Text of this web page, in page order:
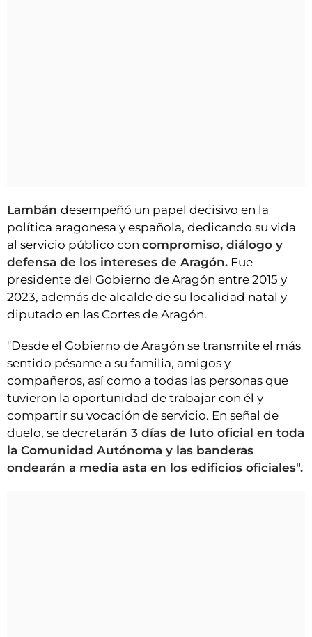
Lambán desempeñó un papel decisivo en la
política aragonesa y española, dedicando su vida
al servicio público con compromiso, diálogo y
defensa de los intereses de Aragón. Fue
presidente del Gobierno de Aragón entre 2015 y
2023, además de alcalde de su localidad natal y
diputado en las Cortes de Aragón.
"Desde el Gobierno de Aragón se transmite el más
sentido pésame a su familia, amigos y
compañeros, así como a todas las personas que
tuvieron la oportunidad de trabajar con él y
compartir su vocación de servicio. En señal de
duelo, se decretarán 3 días de luto oficial en toda
la Comunidad Autónoma y las banderas
ondearán a media asta en los edificios oficiales".